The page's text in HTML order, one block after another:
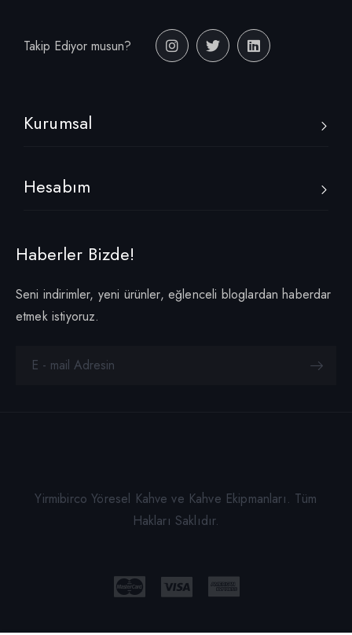
Takip Ediyor musun?
Kurumsal
Hesabım
Haberler Bizde!
Seni indirimler, yeni ürünler, eğlenceli bloglardan haberdar
etmek istiyoruz.
Yirmibirco Yöresel Kahve ve Kahve Ekipmanları. Tüm
Hakları Saklıdır.